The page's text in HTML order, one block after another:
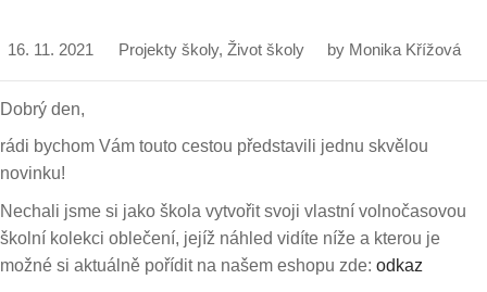
16. 11. 2021 Projekty školy, Život školy by Monika Křížová
Dobrý den,
rádi bychom Vám touto cestou představili jednu skvělou
novinku!
Nechali jsme si jako škola vytvořit svoji vlastní volnočasovou
školní kolekci oblečení, jejíž náhled vidíte níže a kterou je
možné si aktuálně pořídit na našem eshopu zde: odkaz